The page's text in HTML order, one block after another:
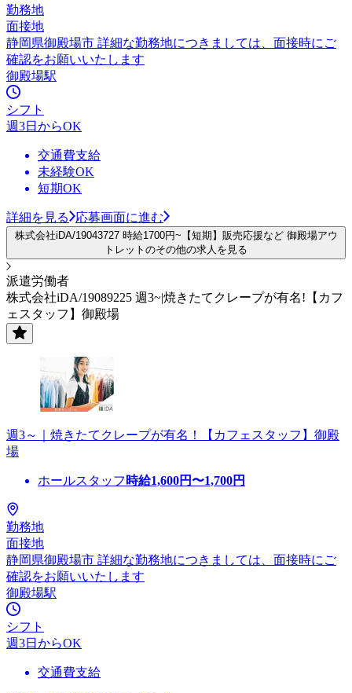
勤務地
面接地
静岡県御殿場市 詳細な勤務地につきましては、面接時にご
確認をお願いいたします
御殿場駅
シフト
週3日からOK
交通費支給
未経験OK
短期OK
詳細を見る 応募画面に進む
株式会社iDA/19043727 時給1700円~【短期】販売応援など 御殿場アウ
トレットのその他の求人を見る
派遣労働者
株式会社iDA/19089225 週3~|焼きたてクレープが有名!【カフ
ェスタッフ】御殿場
週3～｜焼きたてクレープが有名！【カフェスタッフ】御殿
場
ホールスタッフ 時給1,600円〜1,700円
勤務地
面接地
静岡県御殿場市 詳細な勤務地につきましては、面接時にご
確認をお願いいたします
御殿場駅
シフト
週3日からOK
交通費支給